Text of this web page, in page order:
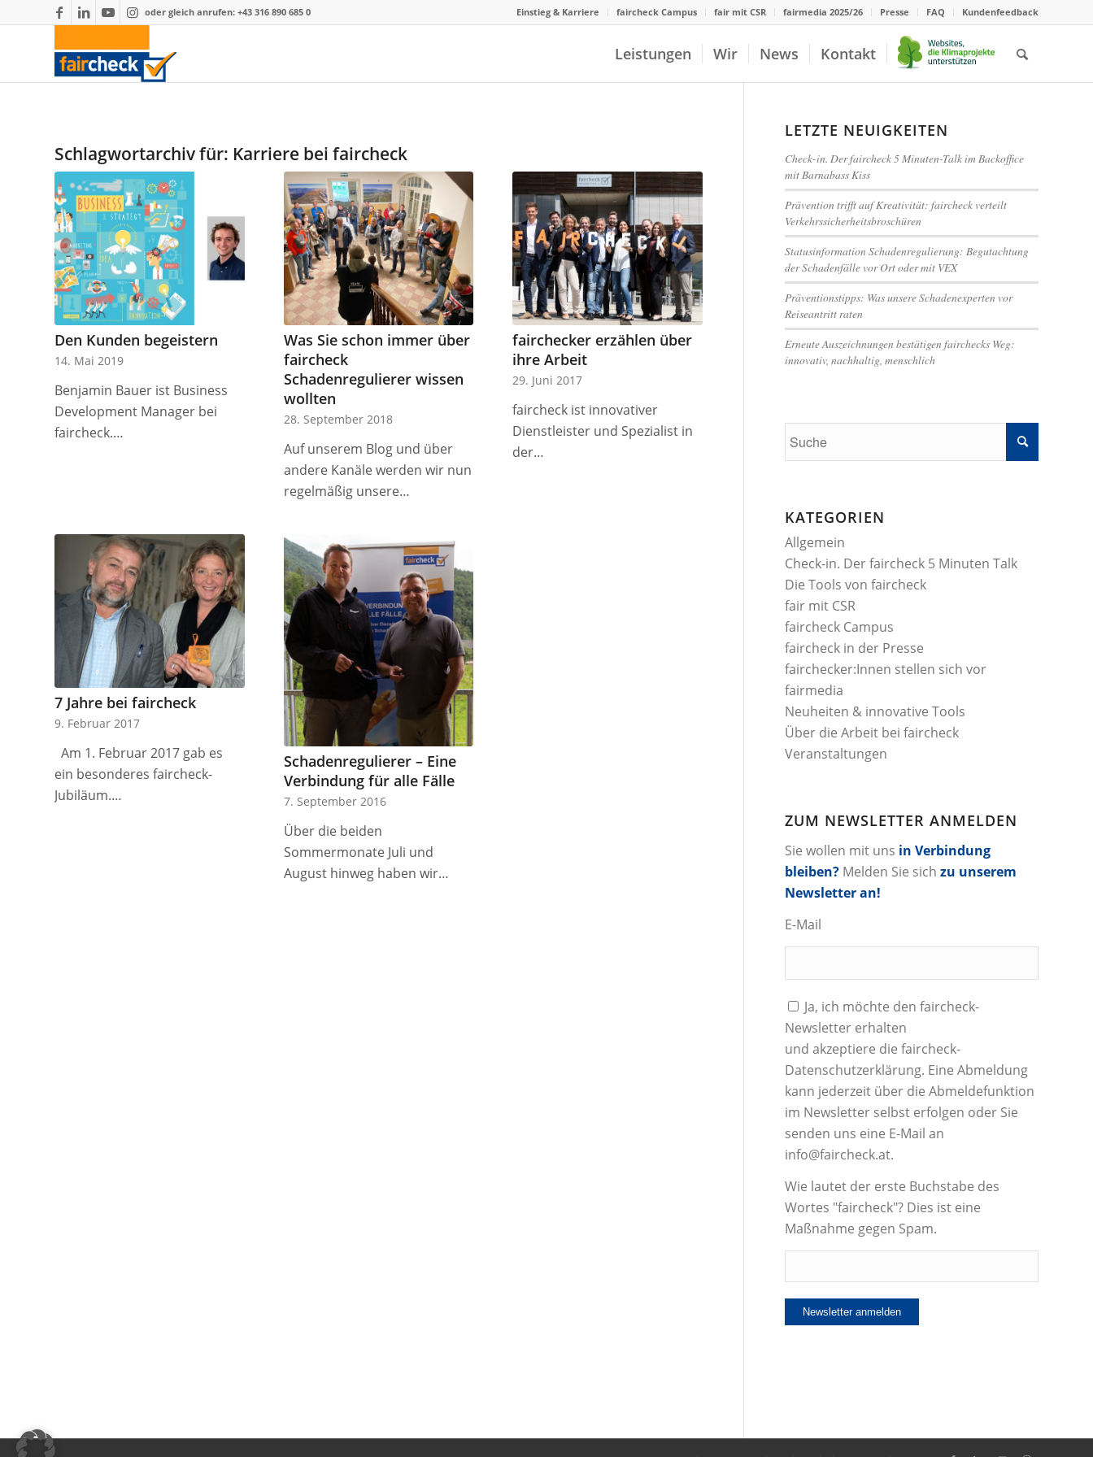
Einstieg & Karriere faircheck Campus fair mit CSR fairmedia 2025/26 Presse FAQ Kundenfeedback
oder gleich anrufen: +43 316 890 685 0
Leistungen Wir News Kontakt
Schlagwortarchiv für: Karriere bei faircheck
Den Kunden begeistern
14. Mai 2019
Benjamin Bauer ist Business
Development Manager bei
faircheck.…
Was Sie schon immer über
faircheck
Schadenregulierer wissen
wollten
28. September 2018
Auf unserem Blog und über
andere Kanäle werden wir nun
regelmäßig unsere…
fairchecker erzählen über
ihre Arbeit
29. Juni 2017
faircheck ist innovativer
Dienstleister und Spezialist in
der…
7 Jahre bei faircheck
9. Februar 2017
Am 1. Februar 2017 gab es
ein besonderes faircheck-
Jubiläum.…
Schadenregulierer – Eine
Verbindung für alle Fälle
7. September 2016
Über die beiden
Sommermonate Juli und
August hinweg haben wir…
LETZTE NEUIGKEITEN
Check-in. Der faircheck 5 Minuten-Talk im Backoffice
mit Barnabass Kiss
Prävention trifft auf Kreativität: faircheck verteilt
Verkehrssicherheitsbroschüren
Statusinformation Schadenregulierung: Begutachtung
der Schadenfälle vor Ort oder mit VEX
Präventionstipps: Was unsere Schadenexperten vor
Reiseantritt raten
Erneute Auszeichnungen bestätigen fairchecks Weg:
innovativ, nachhaltig, menschlich
KATEGORIEN
Allgemein
Check-in. Der faircheck 5 Minuten Talk
Die Tools von faircheck
fair mit CSR
faircheck Campus
faircheck in der Presse
fairchecker:Innen stellen sich vor
fairmedia
Neuheiten & innovative Tools
Über die Arbeit bei faircheck
Veranstaltungen
ZUM NEWSLETTER ANMELDEN
Sie wollen mit uns in Verbindung
bleiben? Melden Sie sich zu unserem
Newsletter an!
E-Mail
Ja, ich möchte den faircheck-
Newsletter erhalten
und akzeptiere die faircheck-
Datenschutzerklärung. Eine Abmeldung
kann jederzeit über die Abmeldefunktion
im Newsletter selbst erfolgen oder Sie
senden uns eine E-Mail an
info@faircheck.at.
Wie lautet der erste Buchstabe des
Wortes "faircheck"? Dies ist eine
Maßnahme gegen Spam.